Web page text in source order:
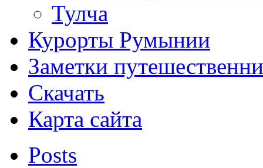
Тулча
Курорты Румынии
Заметки
Скачать
Карта сайта
Posts